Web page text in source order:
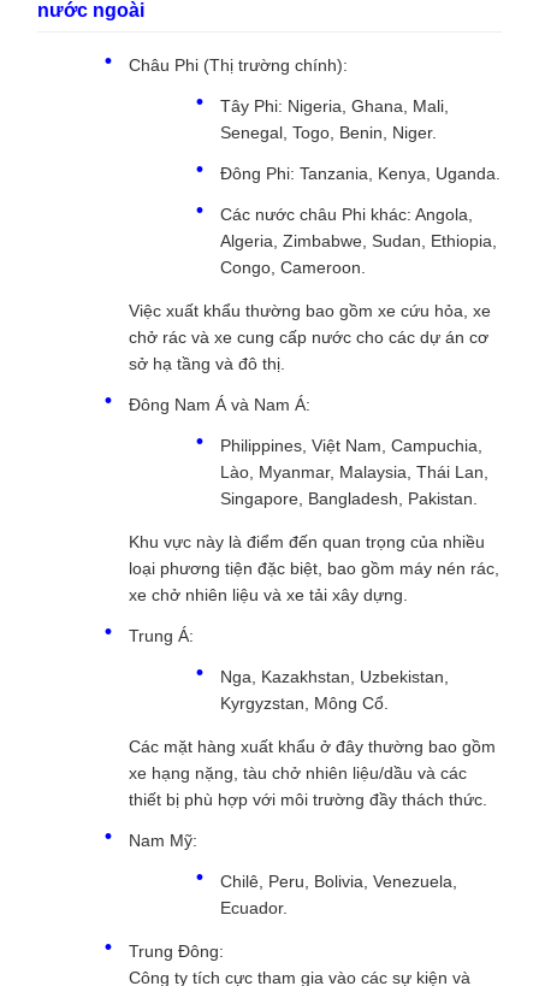
nước ngoài
Châu Phi (Thị trường chính):
Tây Phi: Nigeria, Ghana, Mali,
Senegal, Togo, Benin, Niger.
Đông Phi: Tanzania, Kenya, Uganda.
Các nước châu Phi khác: Angola,
Algeria, Zimbabwe, Sudan, Ethiopia,
Congo, Cameroon.
Việc xuất khẩu thường bao gồm xe cứu hỏa, xe
chở rác và xe cung cấp nước cho các dự án cơ
sở hạ tầng và đô thị.
Đông Nam Á và Nam Á:
Philippines, Việt Nam, Campuchia,
Lào, Myanmar, Malaysia, Thái Lan,
Singapore, Bangladesh, Pakistan.
Khu vực này là điểm đến quan trọng của nhiều
loại phương tiện đặc biệt, bao gồm máy nén rác,
xe chở nhiên liệu và xe tải xây dựng.
Trung Á:
Nga, Kazakhstan, Uzbekistan,
Kyrgyzstan, Mông Cổ.
Các mặt hàng xuất khẩu ở đây thường bao gồm
xe hạng nặng, tàu chở nhiên liệu/dầu và các
thiết bị phù hợp với môi trường đầy thách thức.
Nam Mỹ:
Chilê, Peru, Bolivia, Venezuela,
Ecuador.
Trung Đông:
Công ty tích cực tham gia vào các sự kiện và